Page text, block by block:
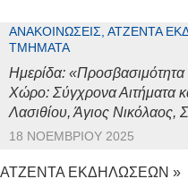
ΑΝΑΚΟΙΝΏΣΕΙΣ, ΑΤΖΈΝΤΑ
ΤΜΉΜΑΤΑ
Ημερίδα:
Χώρο: Σύγχρονα Αιτήματα
Λασιθίου, Άγιος
18 ΝΟΕΜΒΡΊΟΥ 2025
ΑΤΖΕΝΤΑ ΕΚΔΗΛΩΣΕΩΝ »